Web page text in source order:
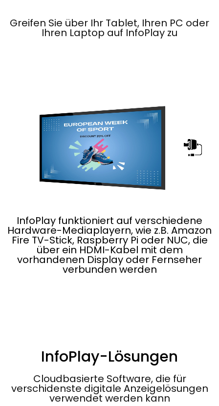
Greifen Sie über Ihr Tablet, Ihren PC oder
Ihren Laptop auf InfoPlay zu
InfoPlay funktioniert auf verschiedene
Hardware-Mediaplayern, wie z.B. Amazon
Fire TV-Stick, Raspberry Pi oder NUC, die
über ein HDMI-Kabel mit dem
vorhandenen Display oder Fernseher
verbunden werden
InfoPlay-Lösungen
Cloudbasierte Software, die für
verschidenste digitale Anzeigelösungen
verwendet werden kann